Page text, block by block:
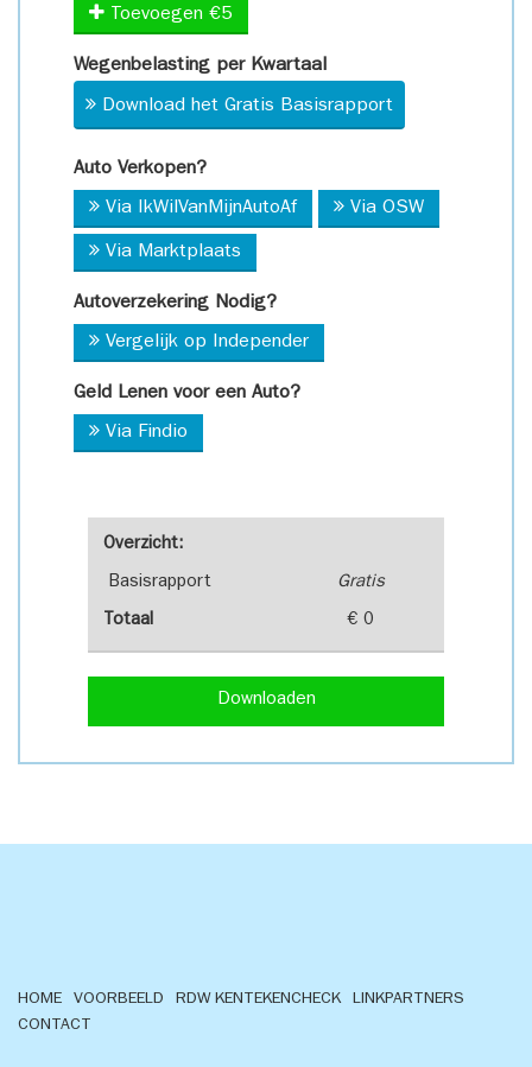
Overzicht:
Basisrapport Gratis
Totaal € 0
Downloaden
Toevoegen €5
Wegenbelasting per Kwartaal
Download het Gratis Basisrapport
Auto Verkopen?
Via IkWilVanMijnAutoAf Via OSW
Via Marktplaats
Autoverzekering Nodig?
Vergelijk op Independer
Geld Lenen voor een Auto?
Via Findio
HOME VOORBEELD RDW KENTEKENCHECK
LINKPARTNERS
CONTACT